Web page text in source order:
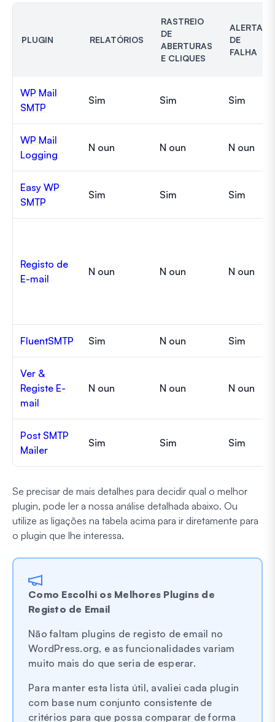
PLUGIN RELATÓRIOS
RASTREIO
DE
ABERTURAS
E CLIQUES
ALERTAS
DE
FALHA
WP Mail
SMTP
Sim Sim Sim
WP Mail
Logging
N oun N oun N oun
Easy WP
SMTP
Sim Sim Sim
Registo de
E-mail
N oun N oun N oun
FluentSMTP Sim N oun Sim
Ver &
Registe E-
mail
N oun N oun N oun
Post SMTP
Mailer
Sim Sim Sim
Se precisar de mais detalhes para decidir qual o melhor
plugin, pode ler a nossa análise detalhada abaixo. Ou
utilize as ligações na tabela acima para ir diretamente para
o plugin que lhe interessa.
Como Escolhi os Melhores Plugins de
Registo de Email
Não faltam plugins de registo de email no
WordPress.org, e as funcionalidades variam
muito mais do que seria de esperar.
Para manter esta lista útil, avaliei cada plugin
com base num conjunto consistente de
critérios para que possa comparar de forma